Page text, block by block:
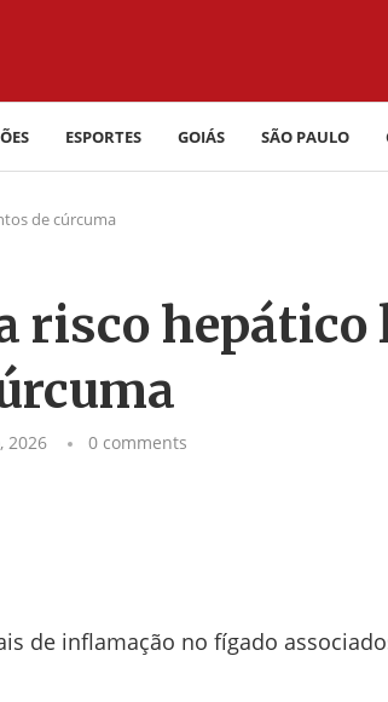
ESPORTES GOIÁS SÃO PAULO
de cúrcuma
risco hepático
2026 0 comments
de inflamação no fígado